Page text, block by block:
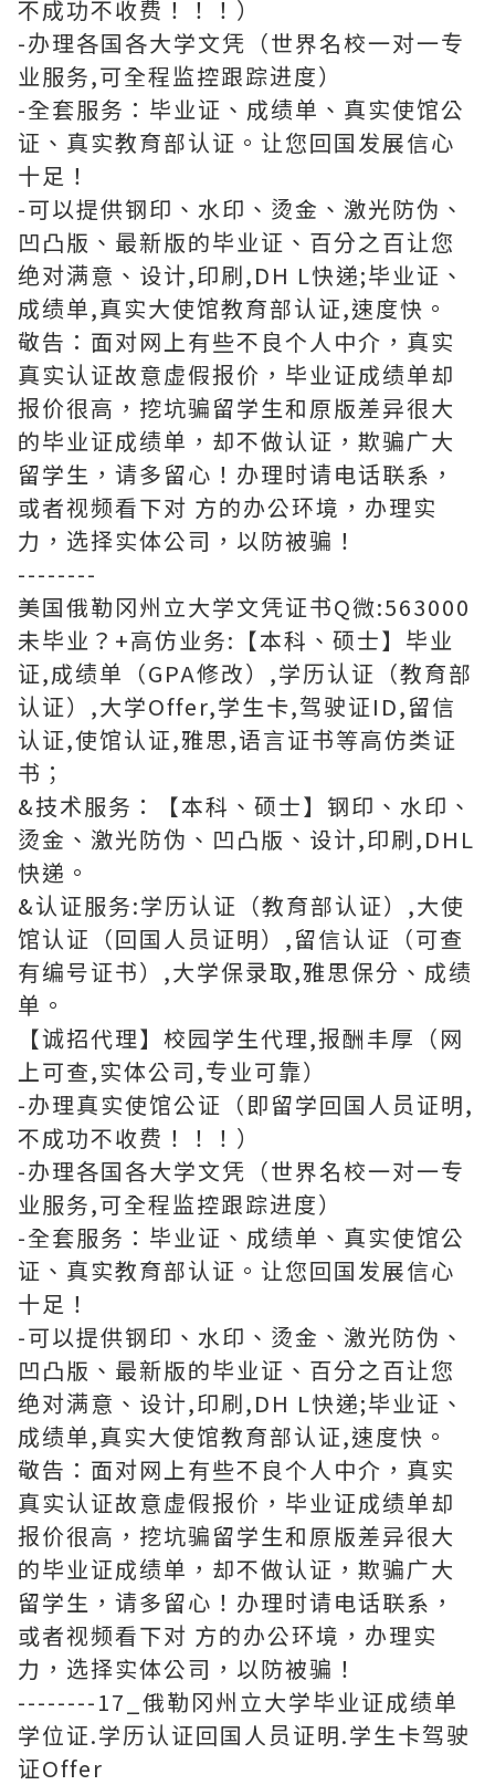
不成功不收费！！！）
-办理各国各大学文凭（世界名校一对一专
业服务,可全程监控跟踪进度）
-全套服务：毕业证、成绩单、真实使馆公
证、真实教育部认证。让您回国发展信心
十足！
-可以提供钢印、水印、烫金、激光防伪、
凹凸版、最新版的毕业证、百分之百让您
绝对满意、设计,印刷,DH L快递;毕业证、
成绩单,真实大使馆教育部认证,速度快。
敬告：面对网上有些不良个人中介，真实
真实认证故意虚假报价，毕业证成绩单却
报价很高，挖坑骗留学生和原版差异很大
的毕业证成绩单，却不做认证，欺骗广大
留学生，请多留心！办理时请电话联系，
或者视频看下对 方的办公环境，办理实
力，选择实体公司，以防被骗！
--------
美国俄勒冈州立大学文凭证书Q微:563000
未毕业？+高仿业务:【本科、硕士】毕业
证,成绩单（GPA修改）,学历认证（教育部
认证）,大学Offer,学生卡,驾驶证ID,留信
认证,使馆认证,雅思,语言证书等高仿类证
书；
&技术服务：【本科、硕士】钢印、水印、
烫金、激光防伪、凹凸版、设计,印刷,DHL
快递。
&认证服务:学历认证（教育部认证）,大使
馆认证（回国人员证明）,留信认证（可查
有编号证书）,大学保录取,雅思保分、成绩
单。
【诚招代理】校园学生代理,报酬丰厚（网
上可查,实体公司,专业可靠）
-办理真实使馆公证（即留学回国人员证明,
不成功不收费！！！）
-办理各国各大学文凭（世界名校一对一专
业服务,可全程监控跟踪进度）
-全套服务：毕业证、成绩单、真实使馆公
证、真实教育部认证。让您回国发展信心
十足！
-可以提供钢印、水印、烫金、激光防伪、
凹凸版、最新版的毕业证、百分之百让您
绝对满意、设计,印刷,DH L快递;毕业证、
成绩单,真实大使馆教育部认证,速度快。
敬告：面对网上有些不良个人中介，真实
真实认证故意虚假报价，毕业证成绩单却
报价很高，挖坑骗留学生和原版差异很大
的毕业证成绩单，却不做认证，欺骗广大
留学生，请多留心！办理时请电话联系，
或者视频看下对 方的办公环境，办理实
力，选择实体公司，以防被骗！
--------17_俄勒冈州立大学毕业证成绩单
学位证.学历认证回国人员证明.学生卡驾驶
证Offer